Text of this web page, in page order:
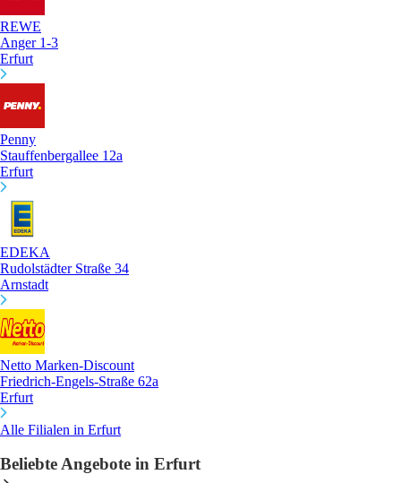
REWE
Anger 1-3
Erfurt
Penny
Stauffenbergallee 12a
Erfurt
EDEKA
Rudolstädter Straße 34
Arnstadt
Netto Marken-Discount
Friedrich-Engels-Straße 62a
Erfurt
Alle Filialen in Erfurt
Beliebte Angebote in Erfurt